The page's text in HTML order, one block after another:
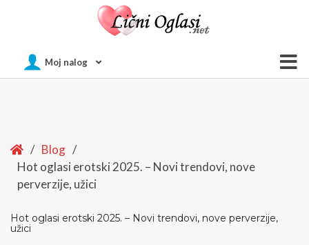
Moj nalog
Home
/ Blog /
Hot oglasi erotski 2025. – Novi trendovi, nove
perverzije, užici
Hot oglasi erotski 2025. – Novi trendovi, nove perverzije,
užici